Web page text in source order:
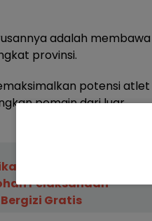
adalah membawa
provinsi.
potensi atlet
pemain dari luar
Jember Jadi
Pelaksanaan
Gratis